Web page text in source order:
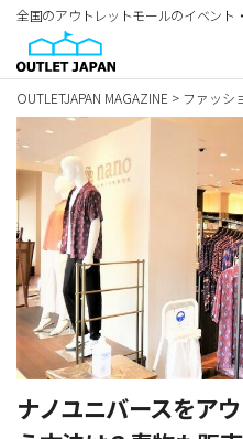
全国のアウトレットモールのイベント
OUTLETJAPAN MAGAZINE > ファッシ
ナノユニバースをア